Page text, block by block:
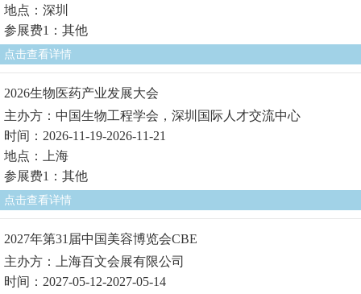
地点：深圳
参展费1：其他
点击查看详情
2026生物医药产业发展大会
主办方：中国生物工程学会，深圳国际人才交流中心
时间：2026-11-19-2026-11-21
地点：上海
参展费1：其他
点击查看详情
2027年第31届中国美容博览会CBE
主办方：上海百文会展有限公司
时间：2027-05-12-2027-05-14